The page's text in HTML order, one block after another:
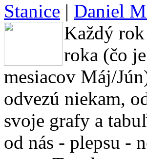
Stanice | Daniel
Každý
roka (čo
mesiacov Máj/
odvezú niekam,
svoje grafy a
od nás - plepsu -